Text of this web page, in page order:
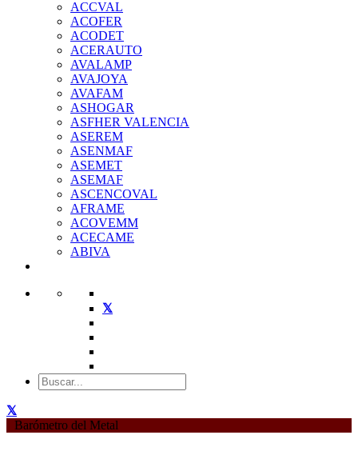
ACCVAL
ACOFER
ACODET
ACERAUTO
AVALAMP
AVAJOYA
AVAFAM
ASHOGAR
ASFHER VALENCIA
ASEREM
ASENMAF
ASEMET
ASEMAF
ASCENCOVAL
AFRAME
ACOVEMM
ACECAME
ABIVA
Barómetro del Metal